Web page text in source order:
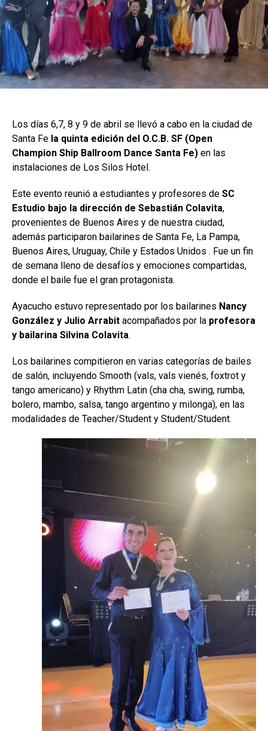
Los días 6,7, 8 y 9 de abril se llevó a cabo en la ciudad de
Santa Fe la quinta edición del O.C.B. SF (Open
Champion Ship Ballroom Dance Santa Fe) en las
instalaciones de Los Silos Hotel.
Este evento reunió a estudiantes y profesores de SC
Estudio bajo la dirección de Sebastián Colavita,
provenientes de Buenos Aires y de nuestra ciudad,
además participaron bailarines de Santa Fe, La Pampa,
Buenos Aires, Uruguay, Chile y Estados Unidos . Fue un fin
de semana lleno de desafíos y emociones compartidas,
donde el baile fue el gran protagonista.
Ayacucho estuvo representado por los bailarines Nancy
González y Julio Arrabit acompañados por la profesora
y bailarina Silvina Colavita.
Los bailarines compitieron en varias categorías de bailes
de salón, incluyendo Smooth (vals, vals vienés, foxtrot y
tango americano) y Rhythm Latin (cha cha, swing, rumba,
bolero, mambo, salsa, tango argentino y milonga), en las
modalidades de Teacher/Student y Student/Student.